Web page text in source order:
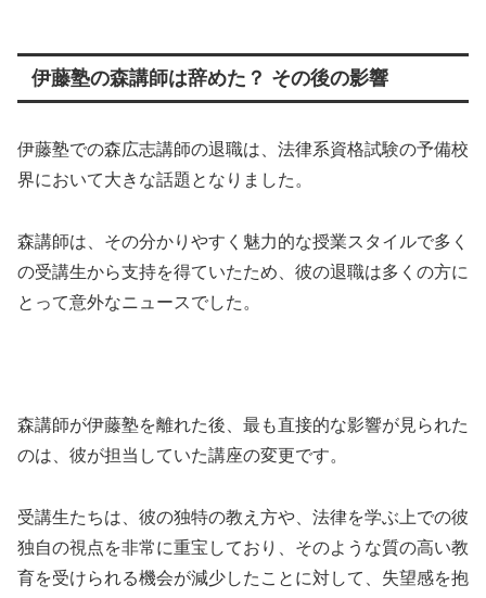
伊藤塾の森講師は辞めた？ その後の影響
伊藤塾での森広志講師の退職は、法律系資格試験の予備校
界において大きな話題となりました。
森講師は、その分かりやすく魅力的な授業スタイルで多く
の受講生から支持を得ていたため、彼の退職は多くの方に
とって意外なニュースでした。
森講師が伊藤塾を離れた後、最も直接的な影響が見られた
のは、彼が担当していた講座の変更です。
受講生たちは、彼の独特の教え方や、法律を学ぶ上での彼
独自の視点を非常に重宝しており、そのような質の高い教
育を受けられる機会が減少したことに対して、失望感を抱